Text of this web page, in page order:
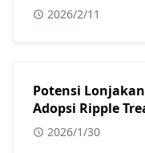
2026/2/11
Potensi
Adopsi Ripple
2026/1/30